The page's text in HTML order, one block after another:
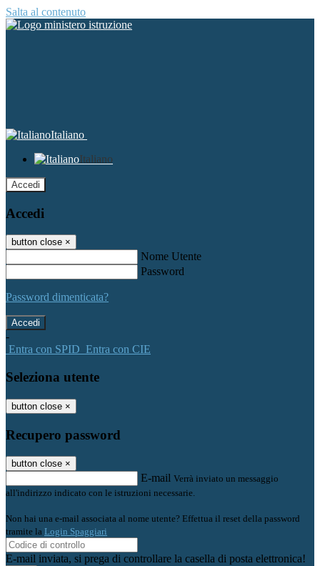
Salta al contenuto
Italiano
Italiano
Accedi
Accedi
button close ×
Nome Utente
Password
Password dimenticata?
-
Entra con SPID Entra con CIE
Seleziona utente
button close ×
Recupero password
button close ×
E-mail Verrà inviato un messaggio
all'indirizzo indicato con le istruzioni necessarie.
Non hai una e-mail associata al nome utente? Effettua il reset della password
tramite la Login Spaggiari
E-mail inviata, si prega di controllare la casella di posta elettronica!